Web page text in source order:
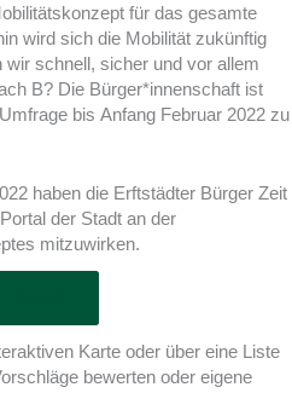
für das gesamte
wird sich die Mobilität zukünftig
schnell, sicher und vor allem
B? Die Bürger*innenschaft ist
bis Anfang Februar 2022 zu
haben die Erftstädter Bürger Zeit
der Stadt an der
mitzuwirken.
Karte oder über eine Liste
bewerten oder eigene